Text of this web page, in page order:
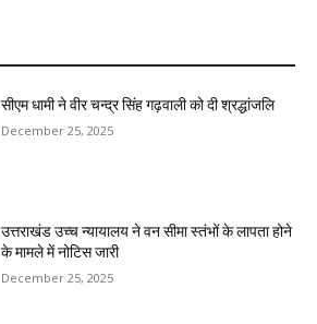
सीएम धामी ने वीर चन्द्र सिंह गढ़वाली को दी श्रद्धांजलि
December 25, 2025
उत्तराखंड उच्च न्यायालय ने वन सीमा स्तंभों के लापता होने
के मामले में नोटिस जारी
December 25, 2025